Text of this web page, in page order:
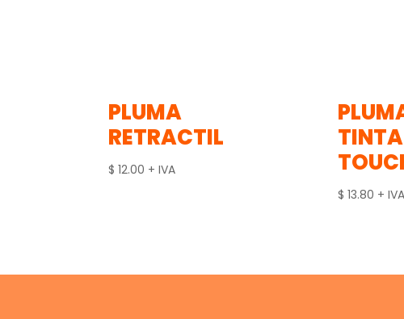
PLUMA
RETRACTIL
$ 12.00 + IVA
$ 13.80 + IVA